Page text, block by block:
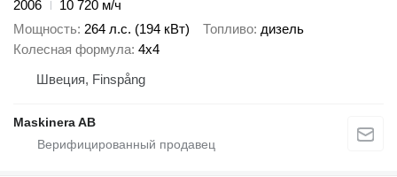
2006
10 720 м/ч
Мощность 264 л.с. (194 кВт) Топливо дизель
Колесная формула 4x4
Швеция, Finspång
Maskinera AB